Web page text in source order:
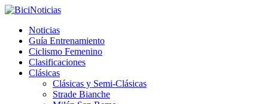
Noticias
Guía Entrenamiento
Ciclismo Femenino
Clasificaciones
Clásicas
Clásicas y Semi-Clásicas
Strade Bianche